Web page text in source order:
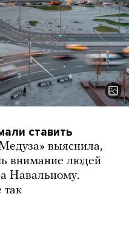
ставить
выяснила,
внимание людей
Навальному.
так